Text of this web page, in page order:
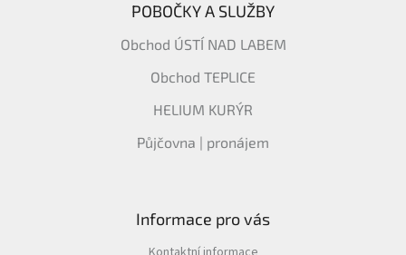
POBOČKY A SLUŽBY
Obchod ÚSTÍ NAD LABEM
Obchod TEPLICE
HELIUM KURÝR
Půjčovna | pronájem
Informace pro vás